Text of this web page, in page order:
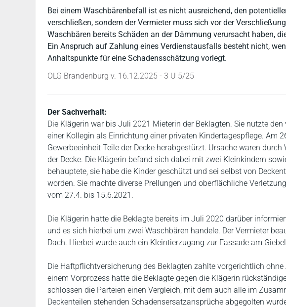
Bei einem Waschbärenbefall ist es nicht ausreichend, den
verschließen, sondern der Vermieter muss sich vor der
Waschbären bereits Schäden an der Dämmung verursacht haben,
Ein Anspruch auf Zahlung eines Verdienstausfalls besteht nicht,
Anhaltspunkte für eine Schadensschätzung vorlegt.
OLG Brandenburg v. 16.12.2025 - 3 U 5/25
Der Sachverhalt:
Die Klägerin war bis Juli 2021 Mieterin der Beklagten. Sie nutzte
einer Kollegin als Einrichtung einer privaten Kindertagespflege. Am
Gewerbeeinheit Teile der Decke herabgestürzt. Ursache waren
der Decke. Die Klägerin befand sich dabei mit zwei Kleinkindern
behauptete, sie habe die Kinder geschützt und sei selbst von
worden. Sie machte diverse Prellungen und oberflächliche
vom 27.4. bis 15.6.2021.
Die Klägerin hatte die Beklagte bereits im Juli 2020 darüber
und es sich hierbei um zwei Waschbären handele. Der Vermieter
Dach. Hierbei wurde auch ein Kleintierzugang zur Fassade am
Die Haftpflichtversicherung des Beklagten zahlte vorgerichtlich
einem Vorprozess hatte die Beklagte gegen die Klägerin
schlossen die Parteien einen Vergleich, mit dem auch alle im
Deckenteilen stehenden Schadensersatzansprüche abgegolten